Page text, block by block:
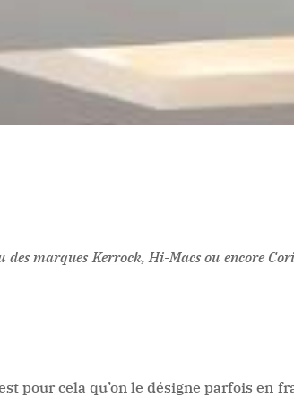
marques Kerrock, Hi-Macs ou encore
pour cela qu’on le désigne parfois en